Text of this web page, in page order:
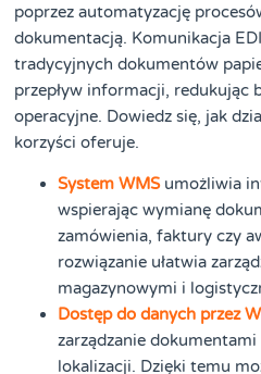
poprzez automatyzację
dokumentacją. Komunikacja
tradycyjnych dokumentów
przepływ informacji, redukując
operacyjne. Dowiedz się, jak
korzyści oferuje.
System WMSumożliwia
wspierając wymianę
zamówienia, faktury czy
rozwiązanie ułatwia
magazynowymi i
Dostęp do danych przez
zarządzanie dokumentami
lokalizacji. Dzięki temu